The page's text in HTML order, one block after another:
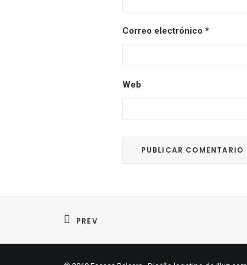
Correo electrónico *
Web
PREV